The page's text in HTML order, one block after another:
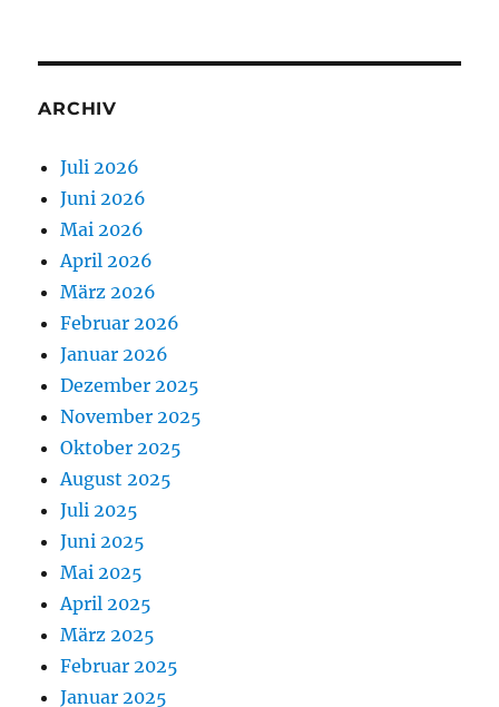
ARCHIV
Juli 2026
Juni 2026
Mai 2026
April 2026
März 2026
Februar 2026
Januar 2026
Dezember 2025
November 2025
Oktober 2025
August 2025
Juli 2025
Juni 2025
Mai 2025
April 2025
März 2025
Februar 2025
Januar 2025